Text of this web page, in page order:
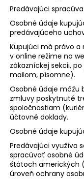
Predávajúci
Osobné údaje
predávajúceho
Kupujúci má právo
v online režime na
zákazníckej sekcii,
mailom, písomne).
Osobné údaje môžu
zmluvy poskytnuté
spoločnostiam
účtovné doklady.
Osobné údaje
Predávajúci využíva
spracúvať osobné
štátoch amerických
úroveň ochrany